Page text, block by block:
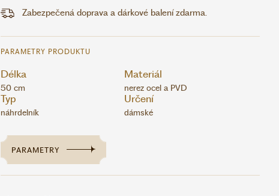
Zabezpečená doprava a dárkové balení zdarma.
PARAMETRY PRODUKTU
Délka
50 cm
Materiál
nerez ocel a PVD
Typ
náhrdelník
Určení
dámské
PARAMETRY